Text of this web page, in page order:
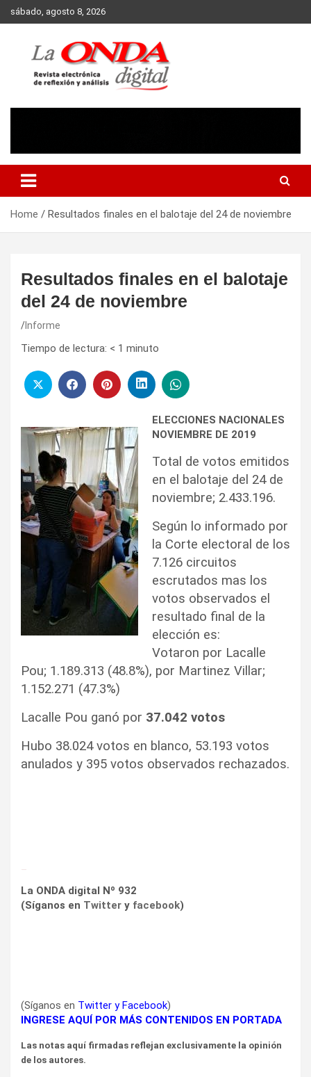
Skip
to
sábado, agosto 8, 2026
Home Resultados finales en el balotaje del 24 de noviembre
Resultados finales en el balotaje
del 24 de noviembre
Informe
Tiempo de lectura: < 1 minuto
ELECCIONES NACIONALES
NOVIEMBRE DE 2019
Total de votos emitidos
en el balotaje del 24 de
noviembre; 2.433.196.
Según lo informado por
la Corte electoral de los
7.126 circuitos
escrutados mas los
votos observados el
resultado final de la
elección es:
Votaron por Lacalle
Pou; 1.189.313 (48.8%), por Martinez Villar;
1.152.271 (47.3%)
Lacalle Pou ganó por 37.042 votos
Hubo 38.024 votos en blanco, 53.193 votos
anulados y 395 votos observados rechazados.
La ONDA digital Nº 932
(Síganos en Twitter y facebook)
(Síganos en Twitter yFacebook)
INGRESE AQUÍ POR MÁS CONTENIDOS EN PORTADA
Las notas aquí firmadas reflejan exclusivamente la opinión
de los autores.